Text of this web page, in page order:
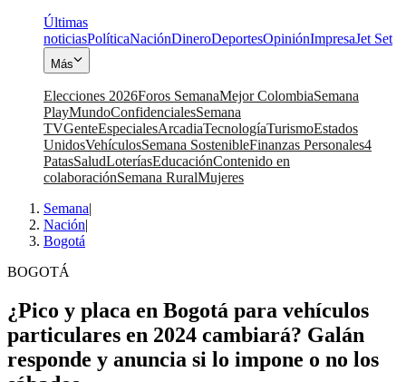
Últimas
noticiasPolíticaNaciónDineroDeportesOpiniónImpresaJet Set
Más
Elecciones 2026Foros SemanaMejor ColombiaSemana
PlayMundoConfidencialesSemana
TVGenteEspecialesArcadiaTecnologíaTurismoEstados
UnidosVehículosSemana SostenibleFinanzas Personales4
PatasSaludLoteríasEducaciónContenido en
colaboraciónSemana RuralMujeres
Semana|
Nación|
Bogotá
BOGOTÁ
¿Pico y placa en Bogotá para vehículos
particulares en 2024 cambiará? Galán
responde y anuncia si lo impone o no los